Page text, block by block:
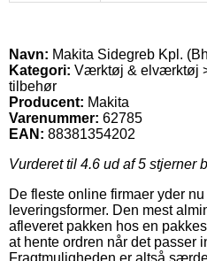
Navn: Makita Sidegreb Kpl.
Kategori: Værktøj & elværktøj
tilbehør
Producent: Makita
Varenummer: 62785
EAN: 88381354202
Vurderet til 4.6 ud af 5 stjerner
De fleste online firmaer yder
leveringsformer. Den mest
afleveret pakken hos en
at hente ordren når det passer
Fragtmuligheden er altså